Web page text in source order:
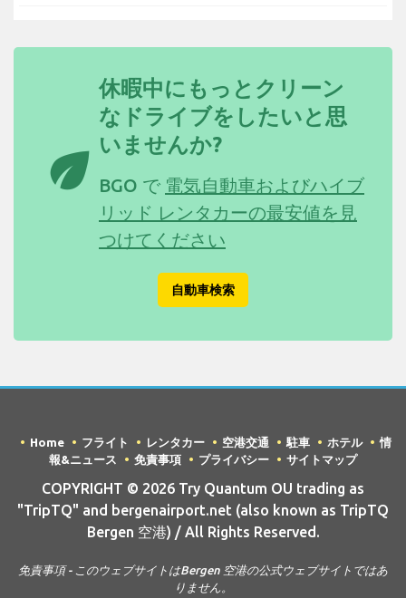
eco
休暇中にもっとクリーン
なドライブをしたいと思
いませんか?
BGO で 電気自動車およびハイブ
リッド レンタカーの最安値を見
つけてください
自動車検索
Home フライト レンタカー 空港交通 駐車 ホテル
情
報&ニュース
免責事項 プライバシー サイトマップ
COPYRIGHT © 2026 Try Quantum OU trading as
"TripTQ" and bergenairport.net (also known as TripTQ
Bergen 空港) / All Rights Reserved.
免責事項 - このウェブサイトはBergen 空港の公式ウェブサイトではあ
りません。